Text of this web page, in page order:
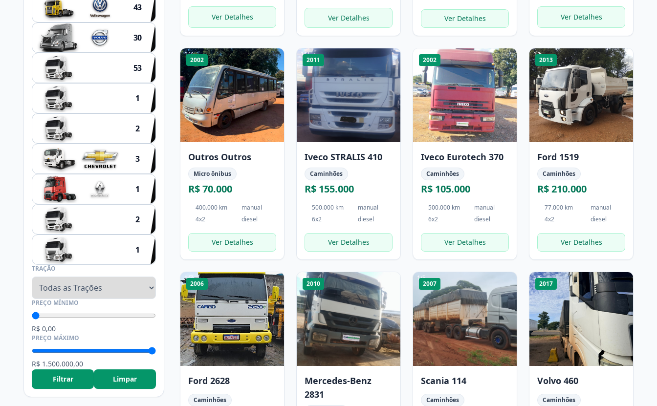
43
30
53
1
2
3
1
2
1
TRAÇÃO
PREÇO MÍNIMO
R$ 0,00
PREÇO MÁXIMO
R$ 1.500.000,00
Filtrar
Limpar
Ver Detalhes Ver Detalhes Ver Detalhes Ver Detalhes
1/7
2002
Outros Outros
Micro ônibus
R$ 70.000
400.000 km
manual
4x2
diesel
Ver Detalhes
1/2
2011
Iveco STRALIS 410
Caminhões
R$ 155.000
500.000 km
manual
6x2
diesel
Ver Detalhes
1/4
2002
Iveco Eurotech 370
Caminhões
R$ 105.000
500.000 km
manual
6x2
diesel
Ver Detalhes
1/5
2013
Ford 1519
Caminhões
R$ 210.000
77.000 km
manual
4x2
diesel
Ver Detalhes
1/7
2006
Ford 2628
Caminhões
1/4
2010
Mercedes-Benz
2831
1/5
2007
Scania 114
Caminhões
1/5
2017
Volvo 460
Caminhões